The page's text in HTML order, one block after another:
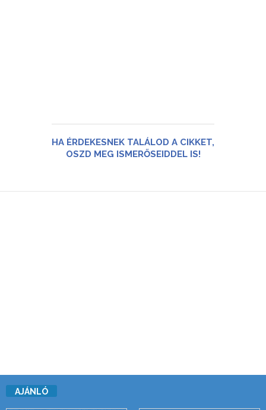
HA ÉRDEKESNEK TALÁLOD A CIKKET,
OSZD MEG ISMERŐSEIDDEL IS!
AJÁNLÓ